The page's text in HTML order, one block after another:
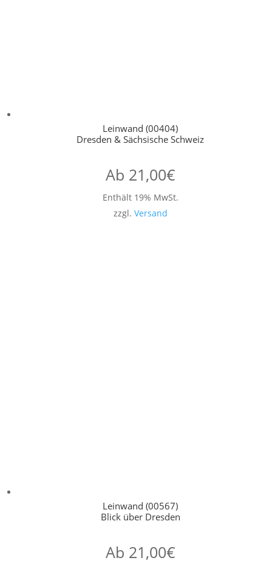
Leinwand (00404)
Dresden & Sächsische Schweiz
Ab 21,00€
Enthält 19% MwSt.
zzgl. Versand
Leinwand (00567)
Blick über Dresden
Ab 21,00€